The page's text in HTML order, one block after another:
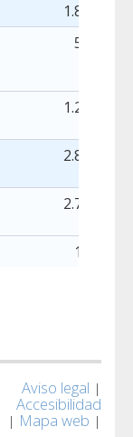
1.847,00
597,00
1.250,00
2.853,00
2.750,00
103,00
Aviso legal |
Accesibilidad
| Mapa web |